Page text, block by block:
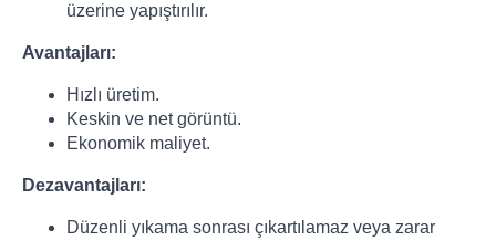
üzerine yapıştırılır.
Avantajları:
Hızlı üretim.
Keskin ve net görüntü.
Ekonomik maliyet.
Dezavantajları:
Düzenli yıkama sonrası çıkartılamaz veya zarar